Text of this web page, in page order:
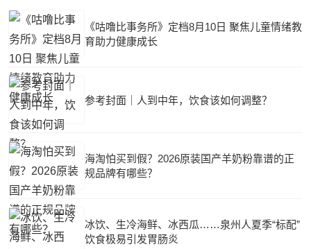
《咕噜比事务所》定档8月10日 聚焦儿童情绪教
育助力健康成长
参考封面｜人到中年，饮食该如何调整？
海淘怕买到假？2026原装国产羊奶粉靠谱的正
规品牌有哪些？
冰饮、生冷海鲜、冰西瓜……泉州人夏季“标配”
饮食极易引发胃肠炎